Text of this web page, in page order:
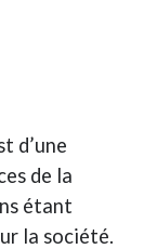
d’une
de la
étant
la société.